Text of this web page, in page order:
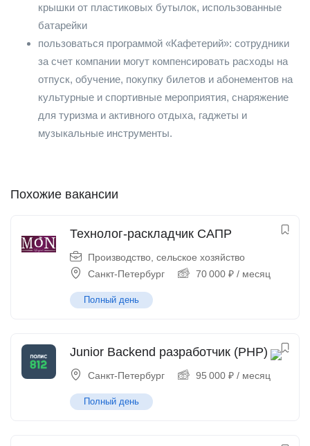
крышки от пластиковых бутылок, использованные
батарейки
пользоваться программой «Кафетерий»: сотрудники
за счет компании могут компенсировать расходы на
отпуск, обучение, покупку билетов и абонементов на
культурные и спортивные мероприятия, снаряжение
для туризма и активного отдыха, гаджеты и
музыкальные инструменты.
Похожие вакансии
Технолог-раскладчик САПР
Производство, сельское хозяйство
Санкт-Петербург
70 000 ₽ / месяц
Полный день
Junior Backend разработчик (PHP)
Санкт-Петербург 95 000 ₽ / месяц
Полный день